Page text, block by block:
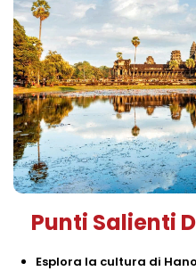
Punti Salienti
Esplora la cultura di